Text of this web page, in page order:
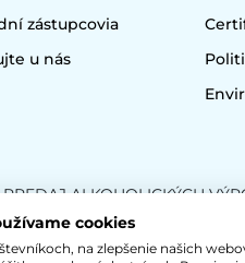
zástupcovia
u nás
PREDAJ ALKOHOLICKÝCH
cookies
na zlepšenie našich